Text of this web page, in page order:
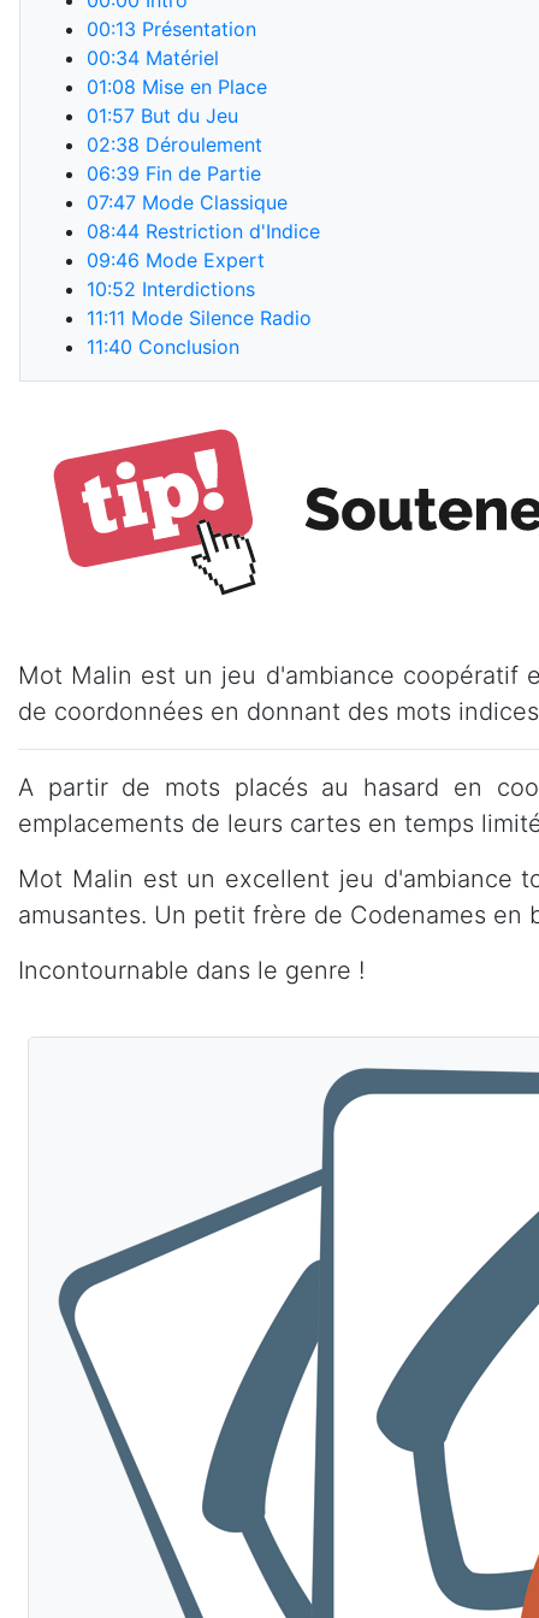
00:13 Présentation
00:34 Matériel
01:08 Mise en Place
01:57 But du Jeu
02:38 Déroulement
06:39 Fin de Partie
07:47 Mode Classique
08:44 Restriction d'Indice
09:46 Mode Expert
10:52 Interdictions
11:11 Mode Silence Radio
11:40 Conclusion
Mot Malin est un jeu d'ambiance
de coordonnées en donnant des mots
A partir de mots placés au hasard en
emplacements de leurs cartes en temps
Mot Malin est un excellent jeu d'ambiance
amusantes. Un petit frère de Codenames en
Incontournable dans le genre !